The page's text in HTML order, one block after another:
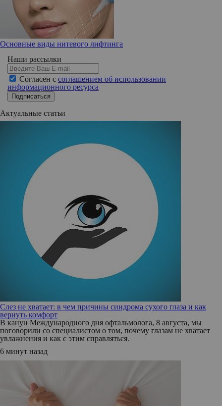
Основные виды нитевого лифтинга
Наши рассылки
Согласен с соглашением об использовании
информационного ресурса
Подписаться
Актуальные статьи
Слез не хватает: в чем причины синдрома сухого глаза и как
вернуть комфорт
В канун Международного дня офтальмолога, 8 августа, мы
поговорили со специалистом о том, почему глазам не хватает
увлажнения и как с этим справляться.
6 минут назад